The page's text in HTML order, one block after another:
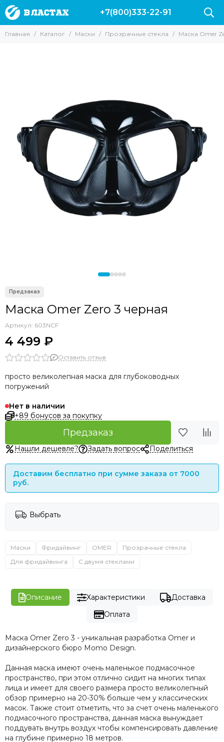
Маски
Прозрачные стекла
Маски без рамки
С креплением для GoPro
С моностеклом
С двумя стеклами
Просветленные стекла
+7(800)333-22-91
Главная Каталог Маски Прозрачные стекла Маска Omer
Маска Omer Zero 3 черная
Артикул: 603NCF
4 499 ₽
Оставить отзыв
просто великолепная маска для глубоководных
погружений
Нет в наличии
+89 бонусов за покупку
Предзаказ
Нашли дешевле? Задать вопрос Поделиться
Доставим бесплатно при сумме заказа от 7000
руб.
Выбрать
Маски Фридайвинг OMER
Прозрачные стекла
Для фридайвинга
С двумя стеклами
Описание Характеристики
Доставка
Оплата
Маска Omer Zero 3 - уникальная разработка Omer и
дизайнерского бюро Momo Design.
Данная маска имеют очень маленькое подмасочное
пространство, при этом отлично сидит на многих типах
лица и имеет для своего размера просто великолепный
обзор примерно на 20-30% больше чем у классических
масок. Также стоит отметить, что за счет очень маленького
подмасочного пространства, данная маска вынуждает
поддувать внутрь воздух чтобы компенсировать давление
на глубине примерно 18 метров.